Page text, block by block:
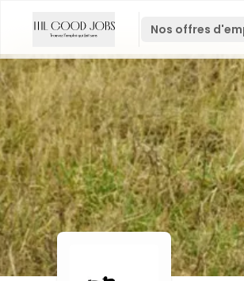
Nos offres